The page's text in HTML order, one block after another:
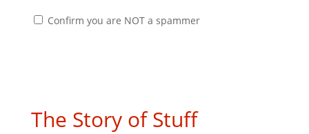
Confirm you are NOT a spammer
The Story of Stuff